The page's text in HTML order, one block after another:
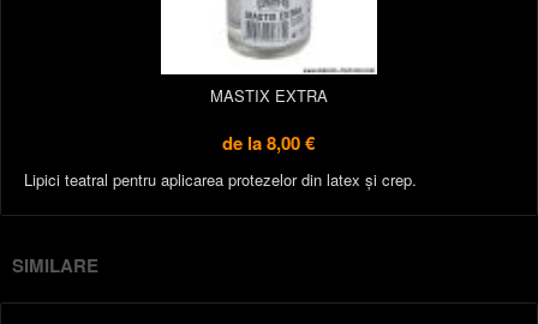
MASTIX EXTRA
de la8,00 €
Lipici teatral pentru aplicarea protezelor din latex și crep.
SIMILARE